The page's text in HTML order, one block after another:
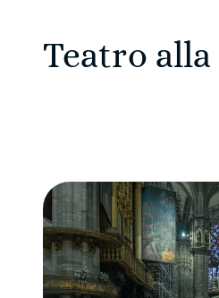
Teatro alla